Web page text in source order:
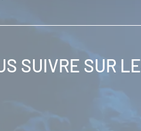
SUIVRE SUR